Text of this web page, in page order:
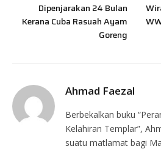
Dipenjarakan 24 Bulan
Kerana Cuba Rasuah Ayam
Goreng
Ahmad Faezal
Berbekalkan buku
Kelahiran Templar”,
suatu matlamat bagi